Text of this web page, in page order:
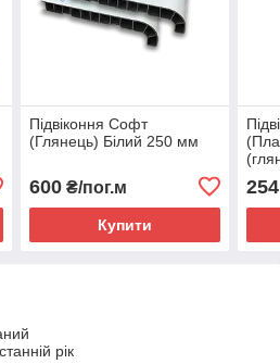
Підвіконня Софт
(Глянець) Білий 250 мм
600₴/пог.м
Купити
рік